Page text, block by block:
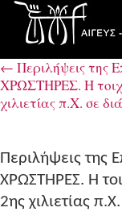
← Περιλήψεις της
ΧΡΩΣΤΗΡΕΣ. Η
χιλιετίας π.Χ. σε
Περιλήψεις της
ΧΡΩΣΤΗΡΕΣ. Η
2ης χιλιετίας